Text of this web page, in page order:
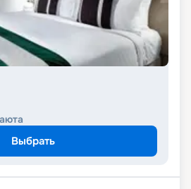
Выбрать